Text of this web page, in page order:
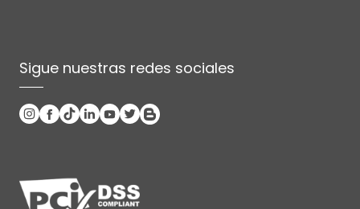
Sigue nuestras redes sociales